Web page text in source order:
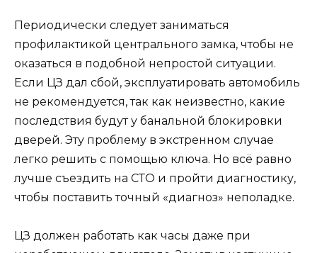
Периодически следует заниматься
профилактикой центрального замка, чтобы не
оказаться в подобной непростой ситуации.
Если ЦЗ дал сбой, эксплуатировать автомобиль
не рекомендуется, так как неизвестно, какие
последствия будут у банальной блокировки
дверей. Эту проблему в экстренном случае
легко решить с помощью ключа. Но всё равно
лучше съездить на СТО и пройти диагностику,
чтобы поставить точный «диагноз» неполадке.
ЦЗ должен работать как часы даже при